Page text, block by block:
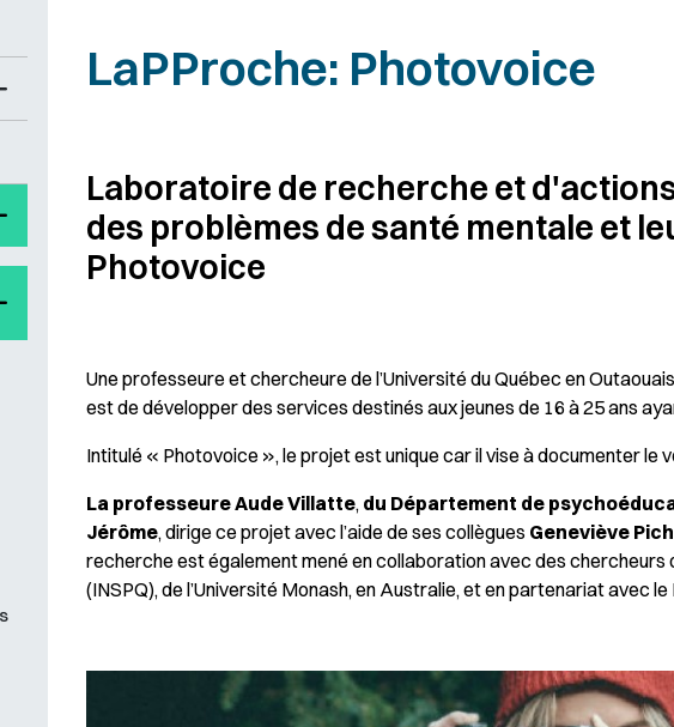
LaPProche: Photovoice
Laboratoire de recherche et
des problèmes de santé mentale et
Photovoice
Une professeure et chercheure de l’Université du Québec en
est de développer des services destinés aux jeunes de 16 à 25 ans
Intitulé « Photovoice », le projet est unique car il vise à documenter le
La professeure Aude Villatte, du Département de
Jérôme, dirige ce projet avec l’aide de ses collègues Geneviève
recherche est également mené en collaboration avec des chercheurs
(INSPQ), de l’Université Monash, en Australie, et en partenariat avec